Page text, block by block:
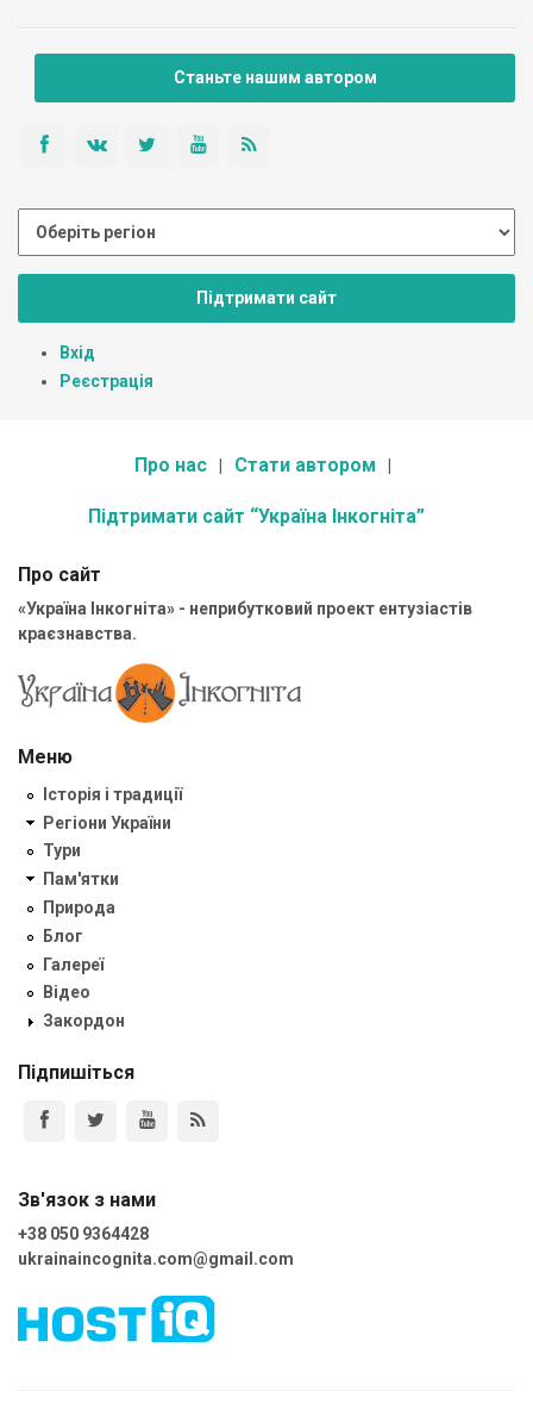
Станьте нашим автором
Підтримати сайт
Вхід
Реєстрація
Про нас Стати автором
Підтримати сайт “Україна Інкогніта”
Про сайт
«Україна Інкогніта» - неприбутковий проект ентузіастів
краєзнавства.
Меню
Історія і традиції
Регіони України
Тури
Пам'ятки
Природа
Блог
Галереї
Відео
Закордон
Підпишіться
Зв'язок з нами
+38 050 9364428
ukrainaincognita.com@gmail.com